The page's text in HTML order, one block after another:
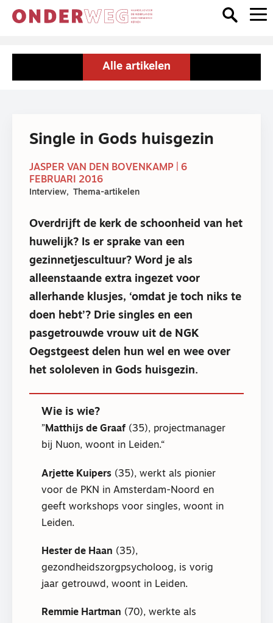
Alle artikelen
Single in Gods huisgezin
JASPER VAN DEN BOVENKAMP | 6
FEBRUARI 2016
Interview Thema-artikelen
Overdrijft de kerk de schoonheid van het
huwelijk? Is er sprake van een
gezinnetjescultuur? Word je als
alleenstaande extra ingezet voor
allerhande klusjes, ‘omdat je toch niks te
doen hebt’? Drie singles en een
pasgetrouwde vrouw uit de NGK
Oegstgeest delen hun wel en wee over
het sololeven in Gods huisgezin.
Wie is wie?
Matthijs de Graaf (35), projectmanager
bij Nuon, woont in Leiden.
Arjette Kuipers (35), werkt als pionier
voor de PKN in Amsterdam-Noord en
geeft workshops voor singles, woont in
Leiden.
Hester de Haan (35),
gezondheidszorgpsycholoog, is vorig
jaar getrouwd, woont in Leiden.
Remmie Hartman (70), werkte als